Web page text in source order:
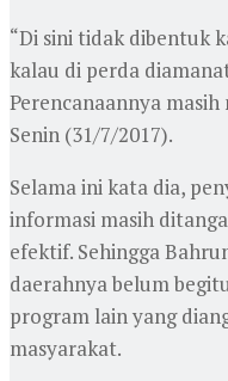
“Di sini tidak dibentuk
kalau di perda
Perencanaannya
Senin (31/7/2017).
Selama ini kata dia,
informasi masih
efektif. Sehingga
daerahnya belum
program lain yang
masyarakat.